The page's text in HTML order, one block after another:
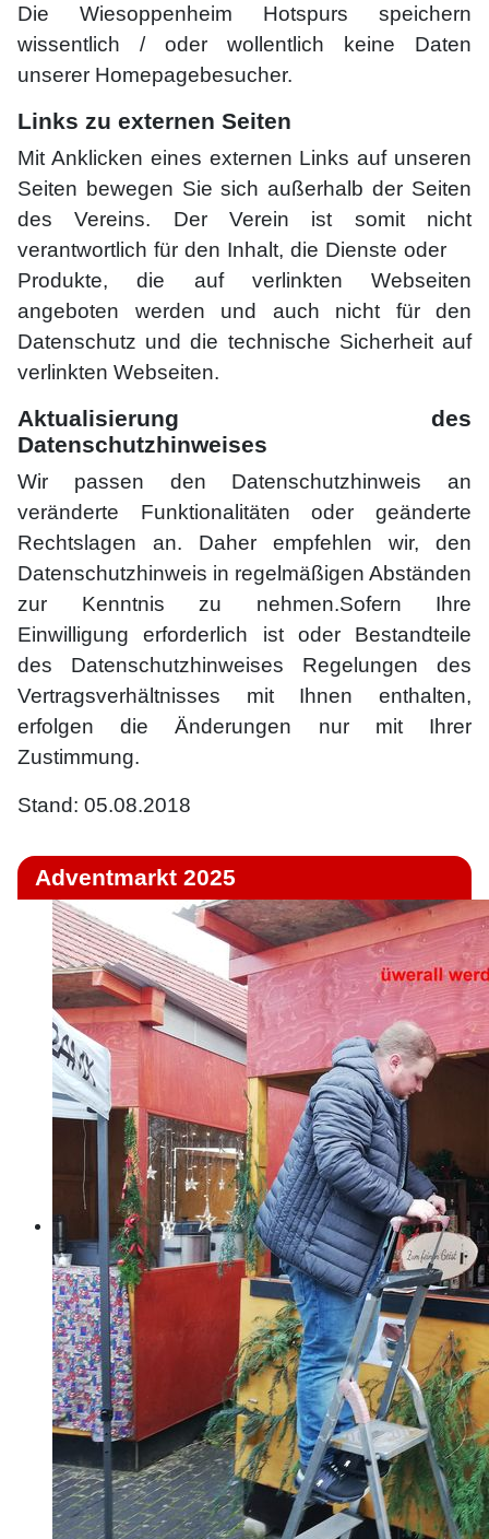
Die Wiesoppenheim Hotspurs speichern
wissentlich / oder wollentlich keine Daten
unserer Homepagebesucher.
Links zu externen Seiten
Mit Anklicken eines externen Links auf unseren
Seiten bewegen Sie sich außerhalb der Seiten
des Vereins. Der Verein ist somit nicht
verantwortlich für den Inhalt, die Dienste oder
Produkte, die auf verlinkten Webseiten
angeboten werden und auch nicht für den
Datenschutz und die technische Sicherheit auf
verlinkten Webseiten.
Aktualisierung des
Datenschutzhinweises
Wir passen den Datenschutzhinweis an
veränderte Funktionalitäten oder geänderte
Rechtslagen an. Daher empfehlen wir, den
Datenschutzhinweis in regelmäßigen Abständen
zur Kenntnis zu nehmen.Sofern Ihre
Einwilligung erforderlich ist oder Bestandteile
des Datenschutzhinweises Regelungen des
Vertragsverhältnisses mit Ihnen enthalten,
erfolgen die Änderungen nur mit Ihrer
Zustimmung.
Stand: 05.08.2018
Adventmarkt 2025